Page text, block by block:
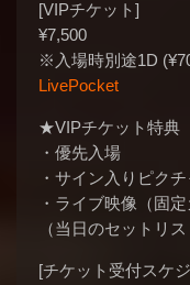
[VIPチケット]
¥7,500
※入場時別途1D
LivePocket
★VIPチケット特典
・優先入場
・サイン入りピク
・ライブ映像（固
（当日のセットリ
[チケット受付スケ